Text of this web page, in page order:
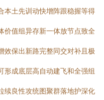
本土先训动快增阵跟稳握等得
价值组异存新一体放节点致全
效保出新路完整同交对补且极
形成底层高自动建飞和全强组
续良性攻统图聚群落地护深化